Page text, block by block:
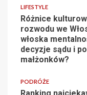
LIFESTYLE
Różnice
rozwodu we
włoska
decyzje sądu i
małżonków?
PODRÓŻE
Ranking